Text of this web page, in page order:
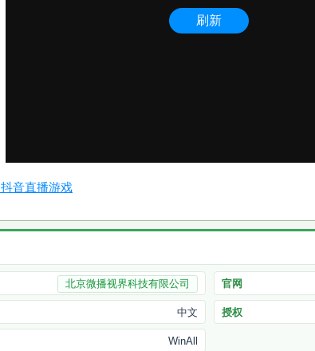
抖音直播游戏
北京微播视界科技有限公司 官网
中文 授权
WinAll